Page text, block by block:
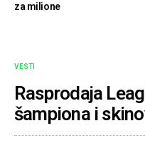
za milione
VESTI
Rasprodaja
šampiona i